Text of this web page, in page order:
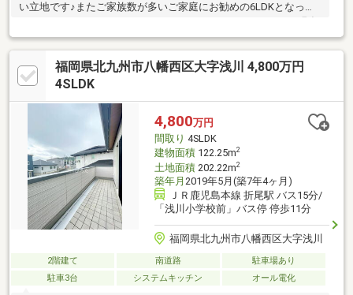
い立地です♪またご家族数が多いご家庭にお勧めの6LDKとなって
空室です。日曜日・祝日の内覧も可能です。営業時間 10時～16時
（休：水曜日、第2、3火曜日） この時間帯はお電話でのお問い合
わせがスムーズにご案内できます。右下の電話ボタンをタッチ！
もしくはお気軽にお電話ください ＞＞＞0120-210-
福岡県北九州市八幡西区大字浅川 4,800万円
4SLDK
4,800万円
間取り 4SLDK
建物面積122.25m2
土地面積202.22m2
築年月 2019年5月(築7年4ヶ月)
ＪＲ鹿児島本線 折尾駅 バス15分/
「浅川小学校前」バス停 停歩11分
福岡県北九州市八幡西区大字浅川
2階建て 南道路
駐車場あり
駐車3台
システムキッチン オール電化